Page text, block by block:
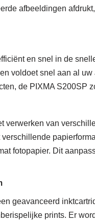
afbeeldingen
en snel in de
voldoet snel aan al
de PIXMA S200SP
verwerken van
fotopapier. Dit
geavanceerd
prints. Er